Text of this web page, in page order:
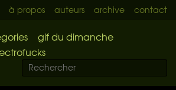
à propos auteurs archive contact
gif du dimanche